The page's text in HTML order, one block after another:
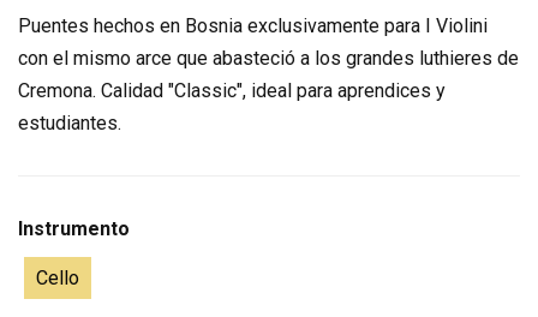
Puentes hechos en Bosnia exclusivamente para I Violini
con el mismo arce que abasteció a los grandes luthieres de
Cremona. Calidad "Classic", ideal para aprendices y
estudiantes.
Instrumento
Cello